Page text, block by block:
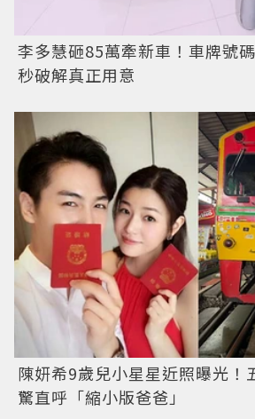
李多慧砸85萬牽新車！車牌號
秒破解真正用意
陳妍希9歲兒小星星近照曝光！
驚直呼「縮小版爸爸」